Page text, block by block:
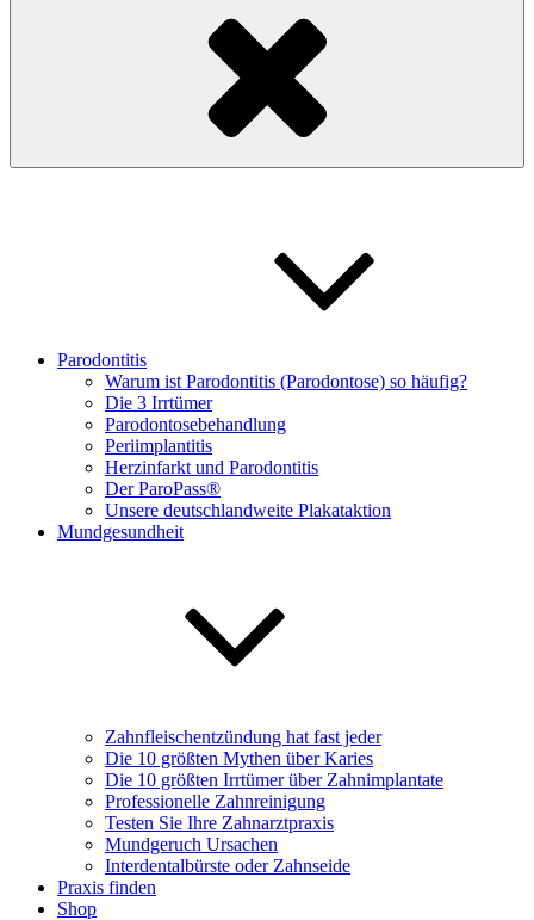
Parodontitis
Warum ist Parodontitis (Parodontose) so häufig?
Die 3 Irrtümer
Parodontosebehandlung
Periimplantitis
Herzinfarkt und Parodontitis
Der ParoPass®
Unsere deutschlandweite Plakataktion
Mundgesundheit
Zahnfleischentzündung hat fast jeder
Die 10 größten Mythen über Karies
Die 10 größten Irrtümer über Zahnimplantate
Professionelle Zahnreinigung
Testen Sie Ihre Zahnarztpraxis
Mundgeruch Ursachen
Interdentalbürste oder Zahnseide
Praxis finden
Shop